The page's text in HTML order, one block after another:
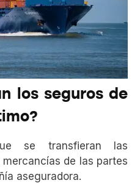
los seguros de
se transfieran las
de las partes
aseguradora.